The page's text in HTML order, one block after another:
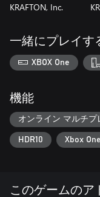
KRAFTON, Inc.
一緒にプレイす
XBOX One
機能
オンライン マルチプ
HDR10 Xbox
このゲームのア